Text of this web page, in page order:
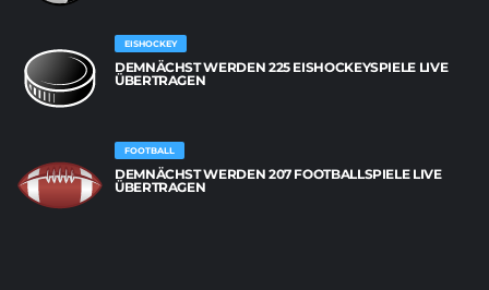
EISHOCKEY
DEMNÄCHST WERDEN 225 EISHOCKEYSPIELE LIVE
ÜBERTRAGEN
FOOTBALL
DEMNÄCHST WERDEN 207 FOOTBALLSPIELE LIVE
ÜBERTRAGEN